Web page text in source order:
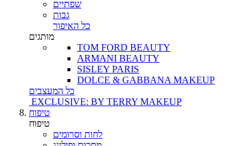
שפתיים
גבות
כל האיפור
מותגים
TOM FORD BEAUTY
ARMANI BEAUTY
SISLEY PARIS
DOLCE & GABBANA MAKEUP
כל המעצבים
EXCLUSIVE: BY TERRY MAKEUP
טיפוח
טיפוח
לחות וסרומים